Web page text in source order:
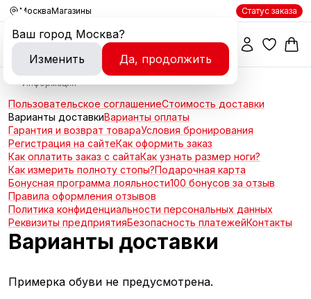
Москва
Ваш город Москва?
Изменить
Да, продолжить
Магазины Статус заказа
Информация
Варианты доставки
Примерка обуви не предусмотрена.
Пользовательское соглашениеСтоимость доставки
Варианты доставкиВарианты оплаты
Гарантия и возврат товараУсловия бронирования
Регистрация на сайтеКак оформить заказ
Как оплатить заказ с сайтаКак узнать размер ноги?
Как измерить полноту стопы?Подарочная карта
Бонусная программа лояльности100 бонусов за отзыв
Правила оформления отзывов
Политика конфиденциальности персональных данных
Реквизиты предприятияБезопасность платежейКонтакты